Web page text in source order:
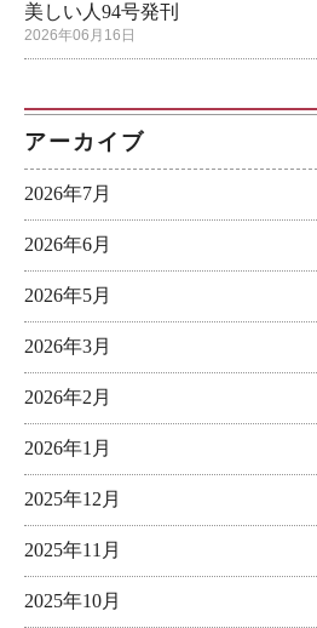
美しい人94号発刊
2026年06月16日
アーカイブ
2026年7月
2026年6月
2026年5月
2026年3月
2026年2月
2026年1月
2025年12月
2025年11月
2025年10月